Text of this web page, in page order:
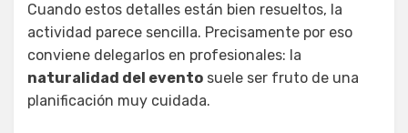
Cuando estos detalles están bien resueltos, la
actividad parece sencilla. Precisamente por eso
conviene delegarlos en profesionales: la
naturalidad del evento suele ser fruto de una
planificación muy cuidada.